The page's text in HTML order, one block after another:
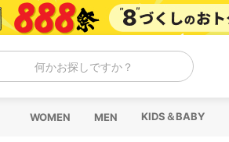
何かお探しですか？
WOMEN MEN KIDS＆BABY